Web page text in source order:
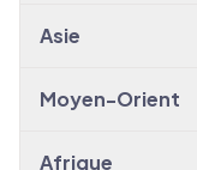
Asie
Moyen-Orient
Afrique